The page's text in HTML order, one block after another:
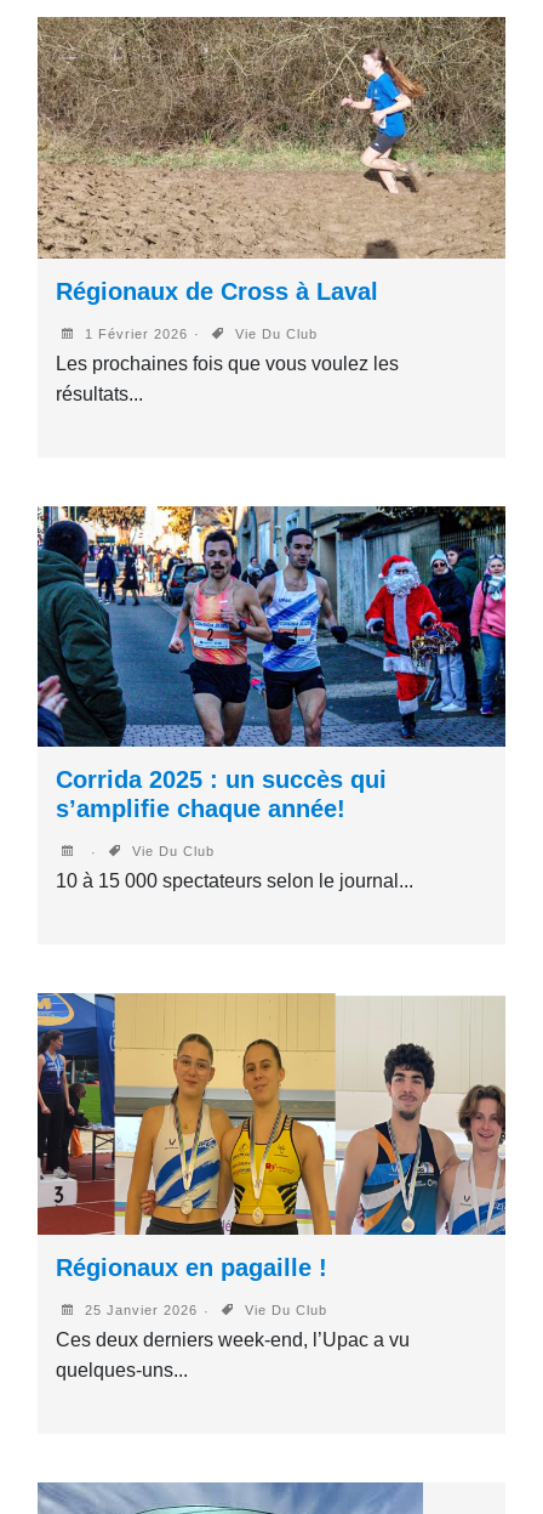
Régionaux de Cross à Laval
1 Février 2026 Vie Du Club
Les prochaines fois que vous voulez les
résultats...
Corrida 2025 : un succès qui
s’amplifie chaque année!
Vie Du Club
10 à 15 000 spectateurs selon le journal...
Régionaux en pagaille !
25 Janvier 2026 Vie Du Club
Ces deux derniers week-end, l’Upac a vu
quelques-uns...